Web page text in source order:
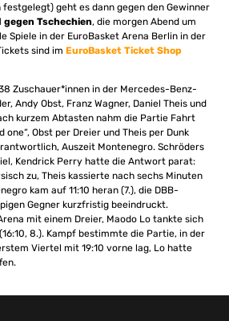
geht es dann gegen den Gewinner
gegen Tschechien, die morgen Abend um
Spiele in der EuroBasket Arena Berlin in der
sind im EuroBasket Ticket Shop
Zuschauer*innen in der Mercedes-Benz-
Andy Obst, Franz Wagner, Daniel Theis und
kurzem Abtasten nahm die Partie Fahrt
one“, Obst per Dreier und Theis per Dunk
Auszeit Montenegro. Schröders
Kendrick Perry hatte die Antwort parat:
zu, Theis kassierte nach sechs Minuten
kam auf 11:10 heran (7.), die DBB-
Gegner kurzfristig beeindruckt.
mit einem Dreier, Maodo Lo tankte sich
8.). Kampf bestimmte die Partie, in der
Viertel mit 19:10 vorne lag, Lo hatte